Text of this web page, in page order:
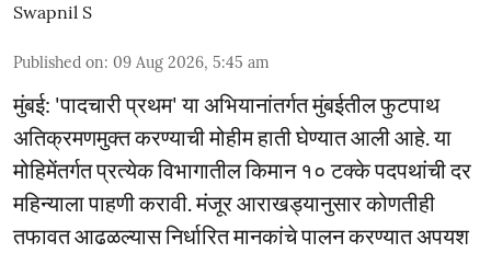
Swapnil S
Published on: 09 Aug 2026, 5:45 am
मुंबई: 'पादचारी प्रथम' या अभियानांतर्गत मुंबईतील फुटपाथ
अतिक्रमणमुक्त करण्याची मोहीम हाती घेण्यात आली आहे. या
मोहिमेंतर्गत प्रत्येक विभागातील किमान १० टक्के पदपथांची दर
महिन्याला पाहणी करावी. मंजूर आराखड्यानुसार कोणतीही
तफावत आढळल्यास निर्धारित मानकांचे पालन करण्यात अपयश